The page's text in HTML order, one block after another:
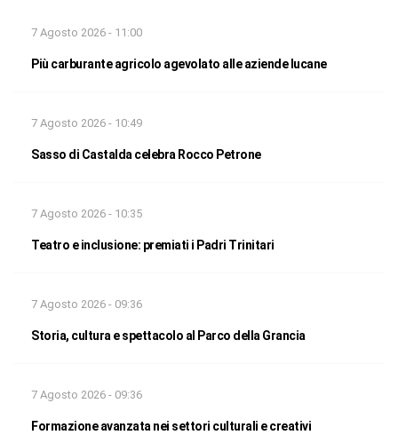
7 Agosto 2026 - 11:00
Più carburante agricolo agevolato alle aziende lucane
7 Agosto 2026 - 10:49
Sasso di Castalda celebra Rocco Petrone
7 Agosto 2026 - 10:35
Teatro e inclusione: premiati i Padri Trinitari
7 Agosto 2026 - 09:36
Storia, cultura e spettacolo al Parco della Grancia
7 Agosto 2026 - 09:36
Formazione avanzata nei settori culturali e creativi